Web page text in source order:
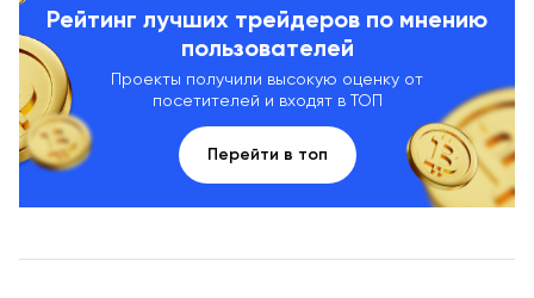
Рейтинг лучших трейдеров по мнению
пользователей
Проекты получили высокую оценку от
посетителей и входят в ТОП
Перейти в топ